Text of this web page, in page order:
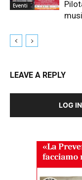
Eventi
LEAVE A REPLY
LOG